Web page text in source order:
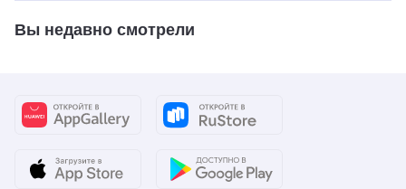
Вы недавно смотрели